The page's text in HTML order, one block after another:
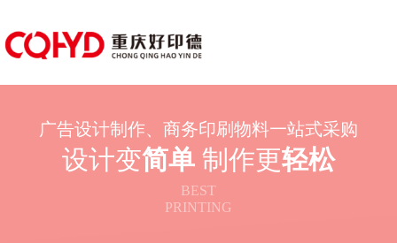
广告设计制作、商务印刷物料一站式采购
设计变简单 制作更轻松
BEST
PRINTING